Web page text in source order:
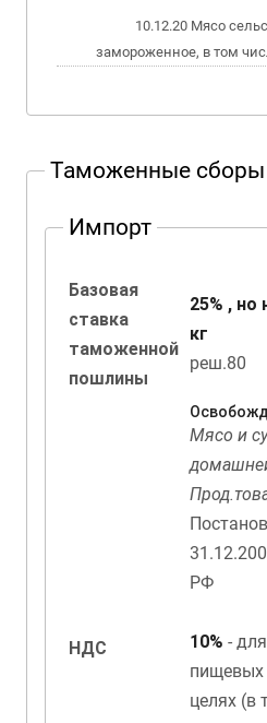
10.12.20 Мясо сельскохозяйственной птицы
замороженное, в том
Таможенные сборы
Импорт
Базовая
ставка
таможенной
пошлины
25% , но
кг
реш.80
НДС
Мясо и
РФ
10% -
пищевых
целях (в